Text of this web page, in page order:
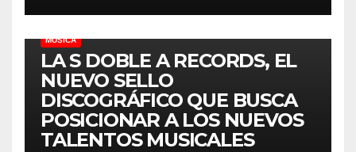
MÚSICA
LA S DOBLE A RECORDS, EL
NUEVO SELLO
DISCOGRÁFICO QUE BUSCA
POSICIONAR A LOS NUEVOS
TALENTOS MUSICALES